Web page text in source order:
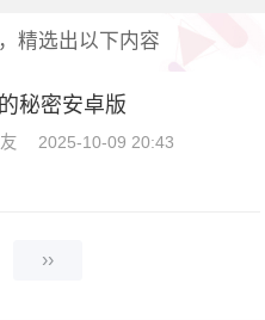
精选出以下内容
秘密安卓版
2025-10-09 20:43
››